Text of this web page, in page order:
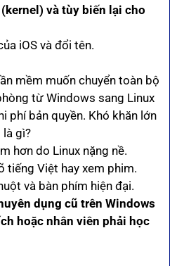
và tùy biến lại cho
iOS và đổi tên.
mềm muốn chuyển toàn bộ
từ Windows sang Linux
phí bản quyền. Khó khăn lớn
là gì?
hơn do Linux nặng nề.
tiếng Việt hay xem phim.
và bàn phím hiện đại.
dụng cũ trên Windows
hoặc nhân viên phải học